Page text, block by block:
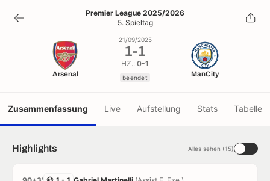
1-1
beendet
Premier League 2025/2026
5. Spieltag
Arsenal
21/09/2025
1-1
HZ.: 0-1
beendet ManCity
Zusammenfassung Live Aufstellung Stats Tabelle
Highlights Alles sehen (15)